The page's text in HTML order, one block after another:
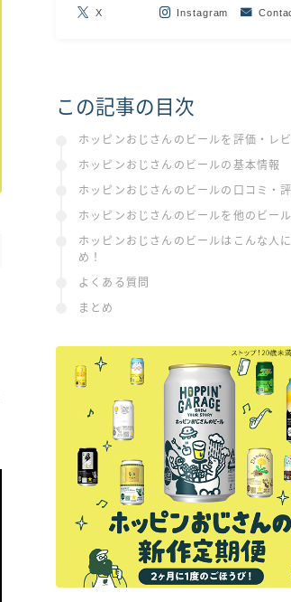
X Instagram
この記事の目次
ホッピンおじさんのビールを評価・レ
ホッピンおじさんのビールの基本情報
ホッピンおじさんのビールの口コミ・評
ホッピンおじさんのビールを他のビー
ホッピンおじさんのビールはこんな人
め！
よくある質問
まとめ